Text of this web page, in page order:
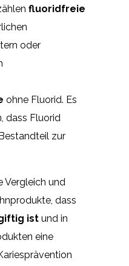
fluoridfreie
oder
ohne Fluorid. Es
dass Fluorid
zur
Vergleich und
dass
ist und in
eine